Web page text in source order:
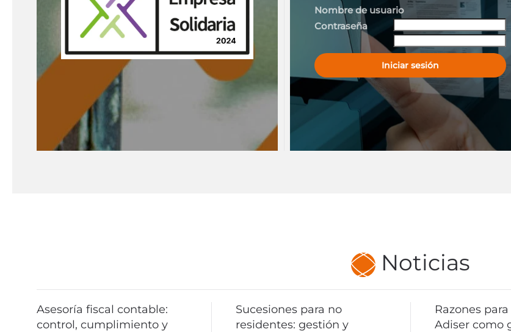
Nombre de usuario
Contraseña
Iniciar sesión
Noticias
Asesoría fiscal contable:
control, cumplimiento y
Sucesiones para no
residentes: gestión y
Razones
Adiser como